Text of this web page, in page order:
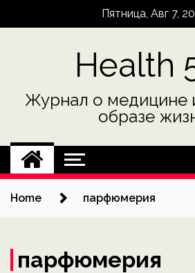
Пятница, Авг 7,
Health
Журнал о медицине
образе
Home парфюмерия
парфюмерия